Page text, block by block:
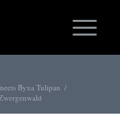
Byxa Tulipan /